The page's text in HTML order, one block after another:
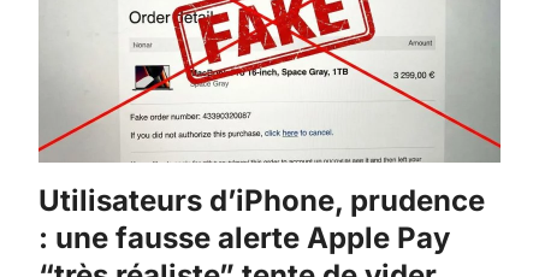
Utilisateurs d’iPhone, prudence
: une fausse alerte Apple Pay